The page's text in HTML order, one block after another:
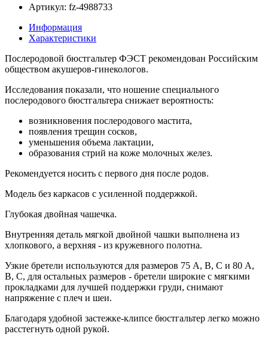
Артикул: fz-4988733
Информация
Характеристики
Послеродовой бюстгальтер ФЭСТ рекомендован Российским
обществом акушеров-гинекологов.
Исследования показали, что ношение специального
послеродового бюстгальтера снижает вероятность:
возникновения послеродового мастита,
появления трещин сосков,
уменьшения объема лактации,
образования стрий на коже молочных желез.
Рекомендуется носить с первого дня после родов.
Модель без каркасов c усиленной поддержкой.
Глубокая двойная чашечка.
Внутренняя деталь мягкой двойной чашки выполнена из
хлопкового, а верхняя - из кружевного полотна.
Узкие бретели используются для размеров 75 А, В, С и 80 А,
В, С, для остальных размеров - бретели широкие с мягкими
прокладками для лучшей поддержки груди, снимают
напряжение с плеч и шеи.
Благодаря удобной застежке-клипсе бюстгальтер легко можно
расстегнуть одной рукой.